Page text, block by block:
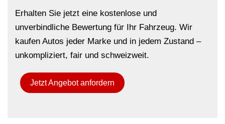
Erhalten Sie jetzt eine kostenlose und
unverbindliche Bewertung für Ihr Fahrzeug. Wir
kaufen Autos jeder Marke und in jedem Zustand –
unkompliziert, fair und schweizweit.
Jetzt Angebot anfordern